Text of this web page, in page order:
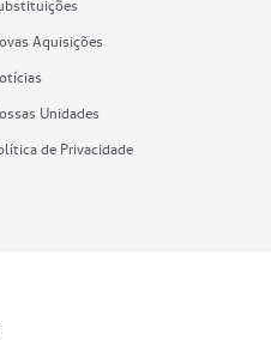
Aquisições
Unidades
de Privacidade